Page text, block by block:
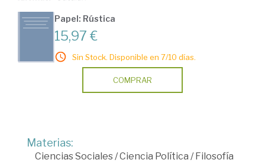
Papel: Rústica
15,97 €
Sin Stock. Disponible en 7/10 días.
COMPRAR
Materias:
Ciencias Sociales/Ciencia Política /Filosofía